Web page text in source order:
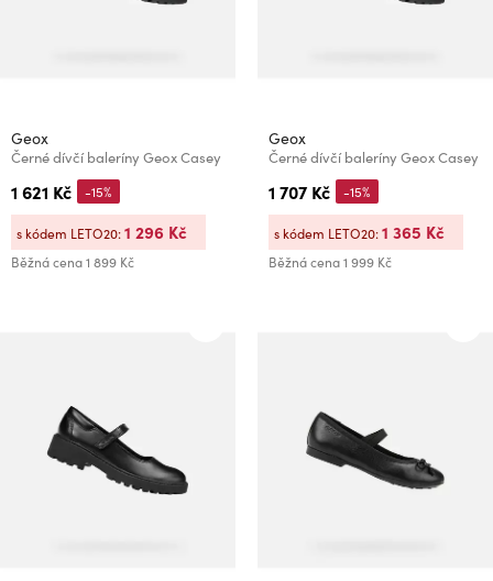
Geox
Černé dívčí baleríny Geox Casey
1 621 Kč
Běžná cena1 899 Kč
-15%
s kódem LETO20:1 296 Kč
Geox
Černé dívčí baleríny Geox Casey
1 707 Kč
Běžná cena1 999 Kč
-15%
s kódem LETO20:1 365 Kč